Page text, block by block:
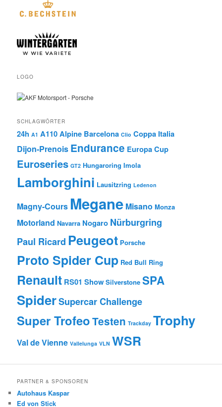
LOGO
SCHLAGWÖRTER
24h A1 A110Alpine Barcelona Clio Coppa Italia
Dijon-Prenois Endurance Europa Cup
Euroseries GT2 Hungaroring Imola
Lamborghini Lausitzring Ledenon
Magny-Cours Megane Misano Monza
Motorland Navarra Nogaro Nürburgring
Paul Ricard Peugeot Porsche
Proto Spider Cup Red Bull Ring
Renault RS01 Show Silverstone SPA
SpiderSupercar Challenge
Super TrofeoTesten Trackday Trophy
Val de Vienne Vallelunga VLN WSR
PARTNER & SPONSOREN
Autohaus Kaspar
Ed von Stick